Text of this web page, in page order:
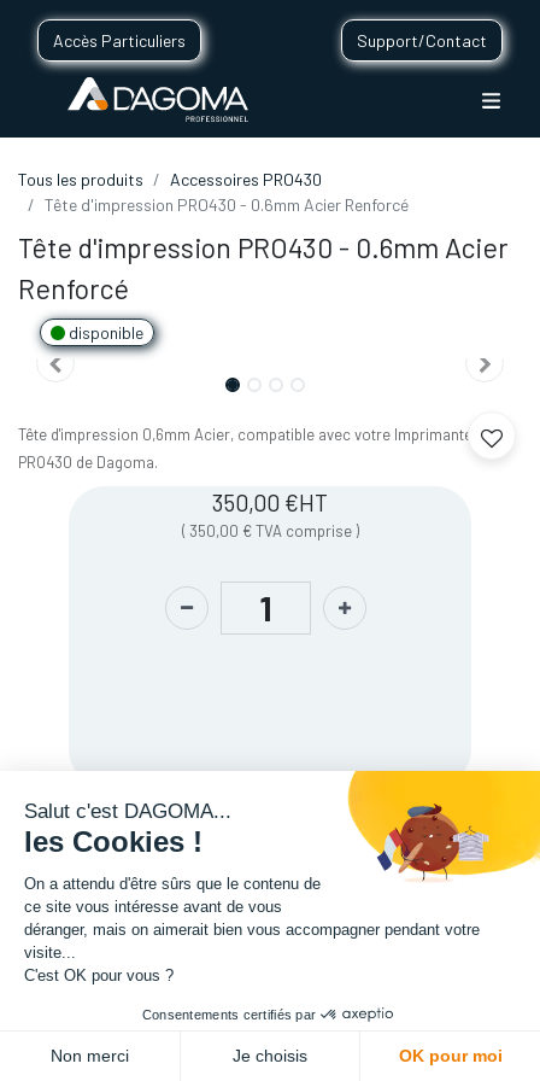
Accès Particuliers Support/Contact
Tous les produits
Accessoires PRO430
Tête d'impression PRO430 - 0.6mm Acier Renforcé
Tête d'impression PRO430 - 0.6mm Acier
Renforcé
disponible
Tête d'impression 0,6mm Acier, compatible avec votre Imprimante 3D
PRO430 de Dagoma.
350,00 €HT
( 350,00 € TVA comprise )
Description
Tête d'impression PRO430 - 0.6mm Laiton
350,00€ 350,00
Salut c'est DAGOMA...
les Cookies !
On a attendu d'être sûrs que le contenu de
ce site vous intéresse avant de vous
déranger, mais on aimerait bien vous accompagner pendant votre
visite...
C'est OK pour vous ?
Consentements certifiés par
Non merci Je choisis OK pour moi